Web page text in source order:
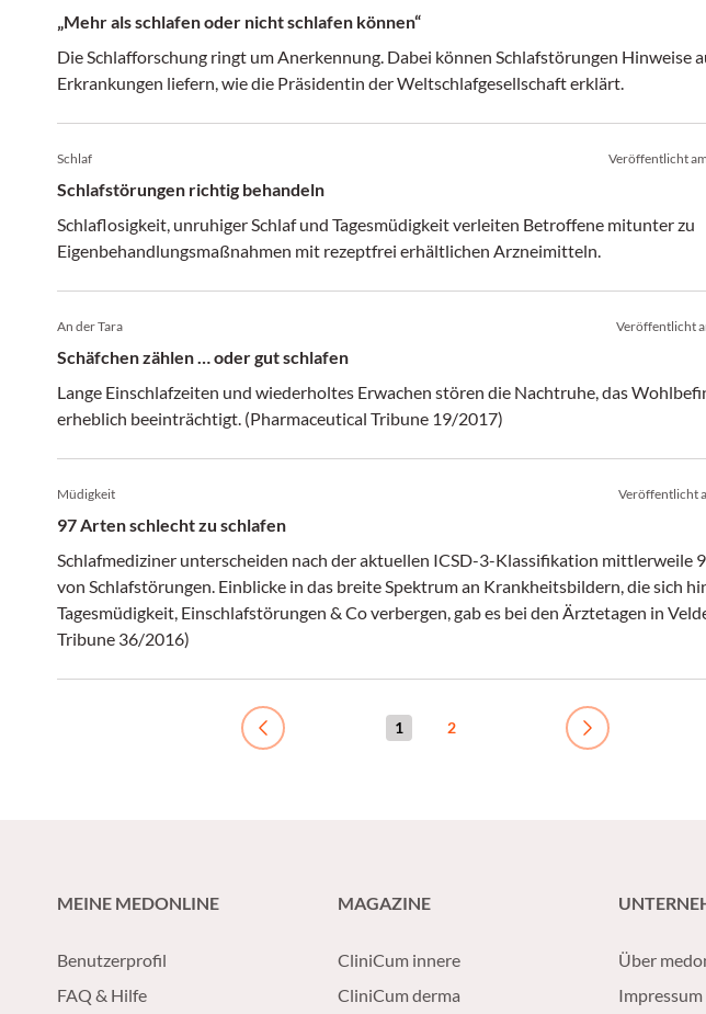
„Mehr als schlafen oder nicht schlafen können“
Die Schlafforschung ringt um Anerkennung. Dabei können Schlafstörungen Hinweise
Erkrankungen liefern, wie die Präsidentin der Weltschlafgesellschaft erklärt.
Schlaf Veröffentlicht
Schlafstörungen richtig behandeln
Schlaflosigkeit, unruhiger Schlaf und Tagesmüdigkeit verleiten Betroffene mitunter zu
Eigenbehandlungsmaßnahmen mit rezeptfrei erhältlichen Arzneimitteln.
An der Tara Veröffentlicht
Schäfchen zählen … oder gut schlafen
Lange Einschlafzeiten und wiederholtes Erwachen stören die Nachtruhe, das
erheblich beeinträchtigt. (Pharmaceutical Tribune 19/2017)
Müdigkeit Veröffentlicht
97 Arten schlecht zu schlafen
Schlafmediziner unterscheiden nach der aktuellen ICSD-3-Klassifikation mittlerweile
von Schlafstörungen. Einblicke in das breite Spektrum an Krankheitsbildern, die sich
Tagesmüdigkeit, Einschlafstörungen & Co verbergen, gab es bei den Ärztetagen in
Tribune 36/2016)
Previous 1 2 Next
MEINE MEDONLINE
Benutzerprofil
FAQ & Hilfe
MAGAZINE
CliniCum innere
CliniCum derma
Über
Impressum